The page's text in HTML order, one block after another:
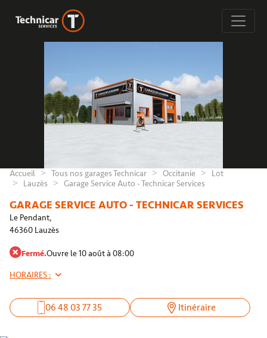
Accueil Tous nos garages Technicar Occitanie
Lot
Lauzès
Garage Service Auto - Technicar Services
GARAGE SERVICE AUTO - TECHNICAR SERVICES
Le Pendant,
46360 Lauzès
Fermé.Ouvre le 10 août à 08:00
HORAIRES :
06 48 03 77 35 Itinéraire